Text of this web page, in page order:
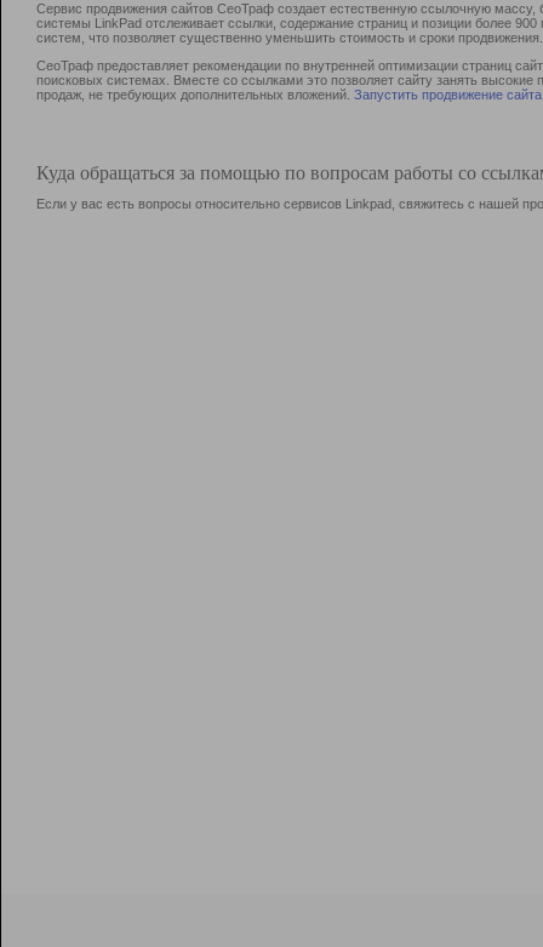
Сервис продвижения сайтов СеоТраф создает естественную ссылочную
системы LinkPad отслеживает ссылки, содержание страниц и позиции более
систем, что позволяет существенно уменьшить стоимость и сроки продвижения.
СеоТраф предоставляет рекомендации по внутренней оптимизации страниц
поисковых системах. Вместе со ссылками это позволяет сайту занять
продаж, не требующих дополнительных вложений. Запустить продвижение сайта
Куда обращаться за помощью по вопросам работы со
Если у вас есть вопросы относительно сервисов Linkpad, свяжитесь с нашей